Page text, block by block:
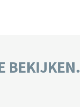
BEKIJKEN.